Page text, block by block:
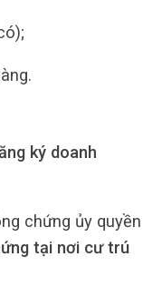
ký doanh
chứng ủy quyền
tại nơi cư trú